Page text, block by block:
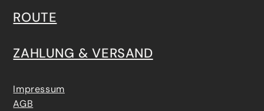
ROUTE
ZAHLUNG & VERSAND
Impressum
AGB